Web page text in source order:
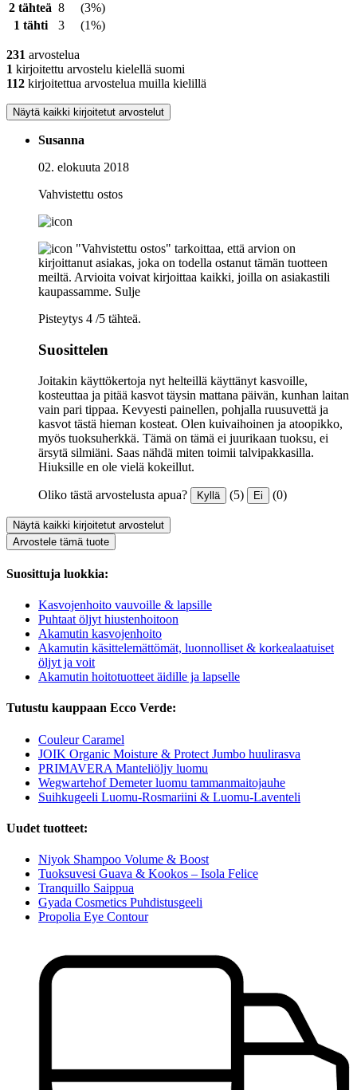
2 tähteä 8
(3%)
1 tähti
3 (1%)
231 arvostelua
1 kirjoitettu arvostelu kielellä suomi
112 kirjoitettua arvostelua muilla kielillä
Näytä kaikki kirjoitetut arvostelut
Susanna
02. elokuuta 2018
Vahvistettu ostos
"Vahvistettu ostos" tarkoittaa, että arvion on
kirjoittanut asiakas, joka on todella ostanut tämän tuotteen
meiltä. Arvioita voivat kirjoittaa kaikki, joilla on asiakastili
kaupassamme. Sulje
Pisteytys 4 /5 tähteä.
Suosittelen
Joitakin käyttökertoja nyt helteillä käyttänyt kasvoille,
kosteuttaa ja pitää kasvot täysin mattana päivän, kunhan laitan
vain pari tippaa. Kevyesti painellen, pohjalla ruusuvettä ja
kasvot tästä hieman kosteat. Olen kuivaihoinen ja atoopikko,
myös tuoksuherkkä. Tämä on tämä ei juurikaan tuoksu, ei
ärsytä silmiäni. Saas nähdä miten toimii talvipakkasilla.
Hiuksille en ole vielä kokeillut.
Oliko tästä arvostelusta apua? Kyllä (5) Ei (0)
Näytä kaikki kirjoitetut arvostelut
Arvostele tämä tuote
Suosittuja luokkia:
Kasvojenhoito vauvoille & lapsille
Puhtaat öljyt hiustenhoitoon
Akamutin kasvojenhoito
Akamutin käsittelemättömät, luonnolliset & korkealaatuiset
öljyt ja voit
Akamutin hoitotuotteet äidille ja lapselle
Tutustu kauppaan Ecco Verde:
Couleur Caramel
JOIK Organic Moisture & Protect Jumbo huulirasva
PRIMAVERA Manteliöljy luomu
Wegwartehof Demeter luomu tammanmaitojauhe
Suihkugeeli Luomu-Rosmariini & Luomu-Laventeli
Uudet tuotteet:
Niyok Shampoo Volume & Boost
Tuoksuvesi Guava & Kookos – Isola Felice
Tranquillo Saippua
Gyada Cosmetics Puhdistusgeeli
Propolia Eye Contour